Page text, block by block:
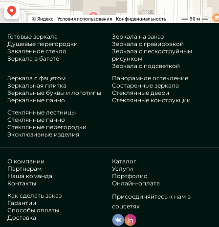
Готовые зеркала
Душевые перегородки
Закаленное стекло
Зеркала в багете
Зеркала на заказ
Зеркала с гравировкой
Зеркала с пескоструйным
рисунком
Зеркала с подсветкой
Зеркала с фацетом
Зеркальная плитка
Зеркальные буквы и логотипы
Зеркальные панно
Панорамное остекление
Состаренные зеркала
Стеклянные двери
Стеклянные конструкции
Стеклянные лестницы
Стеклянные панно
Стеклянные перегородки
Эксклюзивные изделия
О компании
Партнерам
Наша команда
Контакты
Каталог
Услуги
Портфолио
Онлайн-оплата
Как сделать заказ
Гарантии
Способы оплаты
Доставка
Присоединяйтесь к нам в
соцсетях:
In